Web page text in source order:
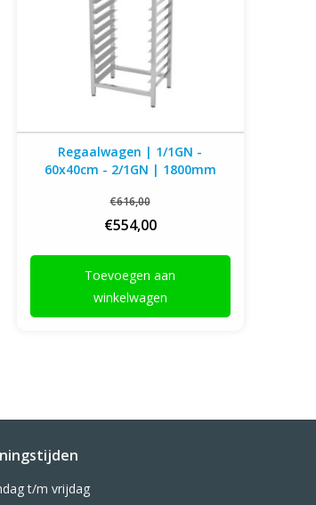
Regaalwagen | 1/1GN -
60x40cm - 2/1GN | 1800mm
€616,00
€554,00
Toevoegen aan
winkelwagen
t/m vrijdag